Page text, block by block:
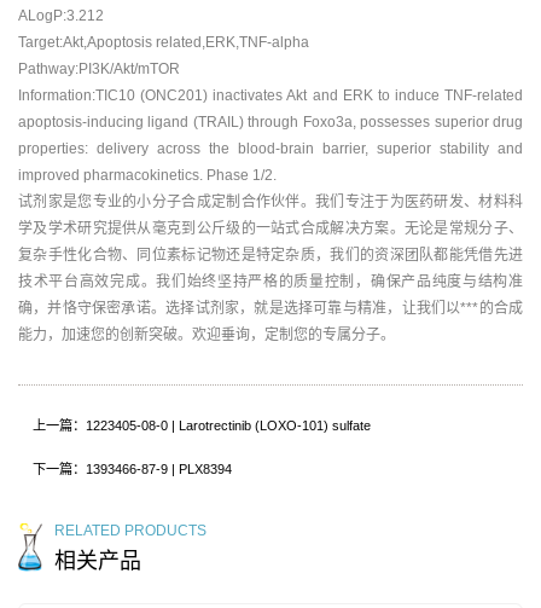
ALogP:3.212
Target:Akt,Apoptosis related,ERK,TNF-alpha
Pathway:PI3K/Akt/mTOR
Information:TIC10 (ONC201) inactivates Akt and ERK to induce TNF-related
apoptosis-inducing ligand (TRAIL) through Foxo3a, possesses superior drug
properties: delivery across the blood-brain barrier, superior stability and
improved pharmacokinetics. Phase 1/2.
试剂家是您专业的小分子合成定制合作伙伴。我们专注于为医药研发、材料科
学及学术研究提供从毫克到公斤级的一站式合成解决方案。无论是常规分子、
复杂手性化合物、同位素标记物还是特定杂质，我们的资深团队都能凭借先进
技术平台高效完成。我们始终坚持严格的质量控制，确保产品纯度与结构准
确，并恪守保密承诺。选择试剂家，就是选择可靠与精准，让我们以***的合成
能力，加速您的创新突破。欢迎垂询，定制您的专属分子。
上一篇：1223405-08-0 | Larotrectinib (LOXO-101) sulfate
下一篇：1393466-87-9 | PLX8394
RELATED PRODUCTS
相关产品